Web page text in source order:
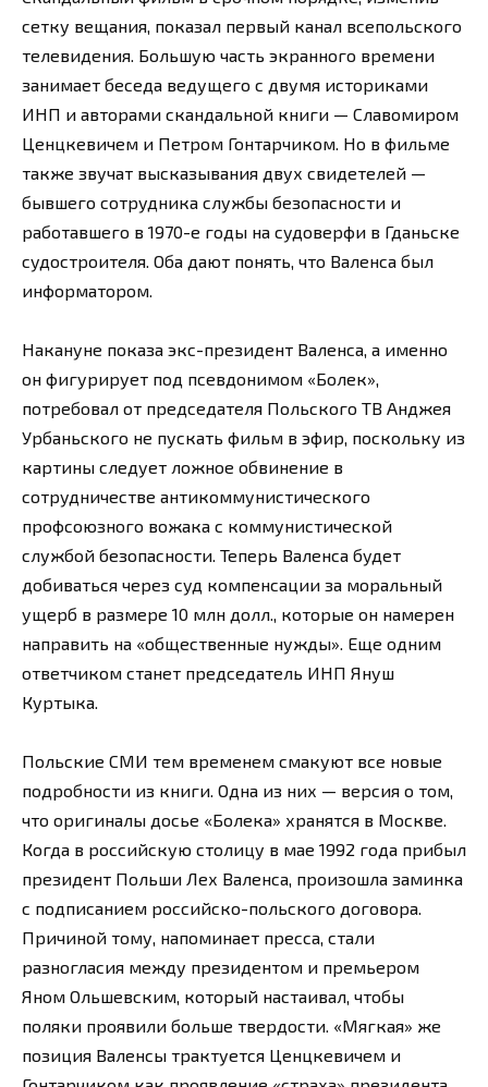
сетку вещания, показал первый канал всепольского
телевидения. Большую часть экранного времени
занимает беседа ведущего с двумя историками
ИНП и авторами скандальной книги — Славомиром
Ценцкевичем и Петром Гонтарчиком. Но в фильме
также звучат высказывания двух свидетелей —
бывшего сотрудника службы безопасности и
работавшего в 1970-е годы на судоверфи в Гданьске
судостроителя. Оба дают понять, что Валенса был
информатором.
Накануне показа экс-президент Валенса, а именно
он фигурирует под псевдонимом «Болек»,
потребовал от председателя Польского ТВ Анджея
Урбаньского не пускать фильм в эфир, поскольку из
картины следует ложное обвинение в
сотрудничестве антикоммунистического
профсоюзного вожака с коммунистической
службой безопасности. Теперь Валенса будет
добиваться через суд компенсации за моральный
ущерб в размере 10 млн долл., которые он намерен
направить на «общественные нужды». Еще одним
ответчиком станет председатель ИНП Януш
Куртыка.
Польские СМИ тем временем смакуют все новые
подробности из книги. Одна из них — версия о том,
что оригиналы досье «Болека» хранятся в Москве.
Когда в российскую столицу в мае 1992 года прибыл
президент Польши Лех Валенса, произошла заминка
с подписанием российско-польского договора.
Причиной тому, напоминает пресса, стали
разногласия между президентом и премьером
Яном Ольшевским, который настаивал, чтобы
поляки проявили больше твердости. «Мягкая» же
позиция Валенсы трактуется Ценцкевичем и